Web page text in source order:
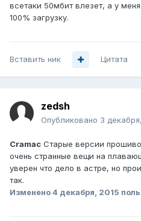
всетаки 50мбит влезет, а у
100% загрузку.
Вставить ник Цитата
zedsh
Опубликовано 3
Cramac Старые версии
очень странные вещи на
уверен что дело в астре, но
так.
Изменено4 декабря, 2015